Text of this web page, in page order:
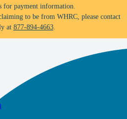
for payment information.
to be from WHRC, please contact
at 877-894-4663.
message
not make unsolicited phone calls and will
for payment information.
to be from WHRC, please contact
at